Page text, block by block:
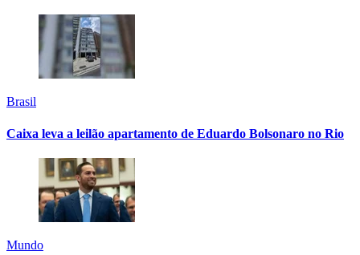
Brasil
Caixa leva a leilão apartamento de Eduardo Bolsonaro no Rio
Mundo